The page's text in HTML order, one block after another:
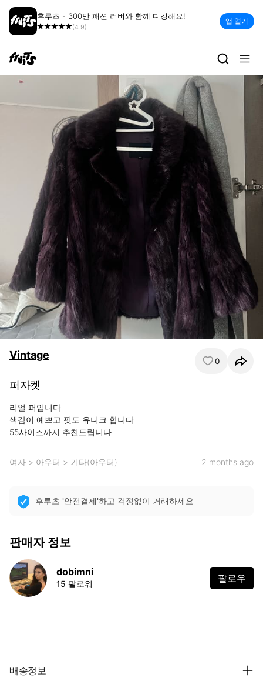
후루츠 - 300만 패션 러버와 함께 디깅해요!
(4.9)
앱 열기
Vintage 0
퍼자켓
리얼 퍼입니다
색감이 예쁘고 핏도 유니크 합니다
55사이즈까지 추천드립니다
여자 > 아우터 > 기타(아우터) 2 months ago
후루츠 '안전결제'하고 걱정없이 거래하세요
판매자 정보
dobimni
15 팔로워 팔로우
배송정보